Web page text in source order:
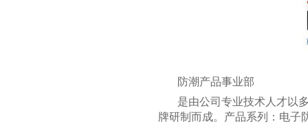
防潮产品事业部
是由公司专业技术人才以
牌研制而成。产品系列：电子